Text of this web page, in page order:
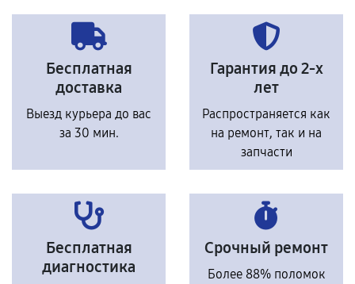
Бесплатная
доставка
Выезд курьера до вас
за 30 мин.
Гарантия до 2-х
лет
Распространяется как
на ремонт, так и на
запчасти
Бесплатная
диагностика
Срочный ремонт
Более 88% поломок